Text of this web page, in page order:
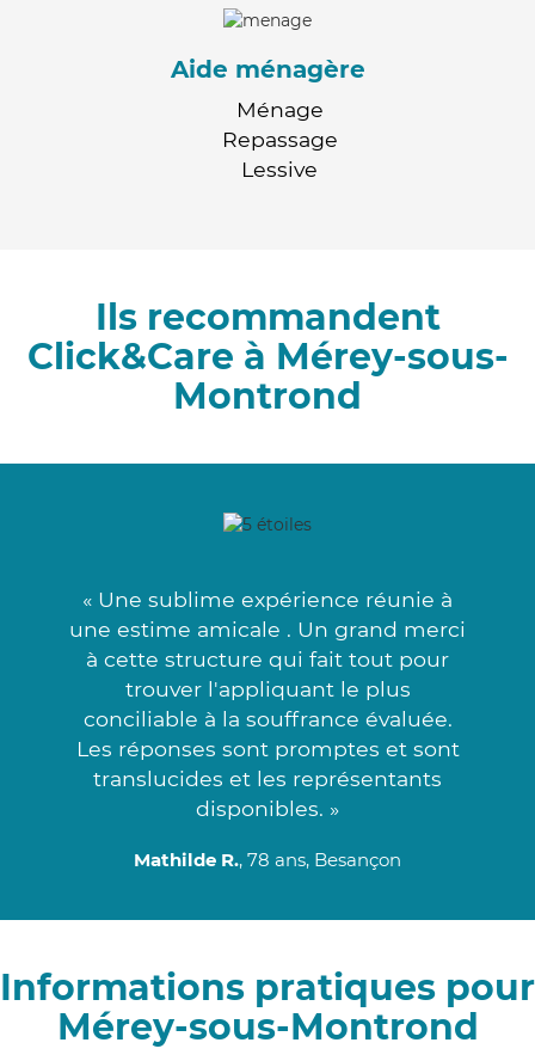
Aide ménagère
Ménage
Repassage
Lessive
Ils recommandent
Click&Care à Mérey-sous-
Montrond
« Une sublime expérience réunie à
une estime amicale . Un grand merci
à cette structure qui fait tout pour
trouver l'appliquant le plus
conciliable à la souffrance évaluée.
Les réponses sont promptes et sont
translucides et les représentants
disponibles. »
Mathilde R., 78 ans, Besançon
Informations pratiques pour
Mérey-sous-Montrond